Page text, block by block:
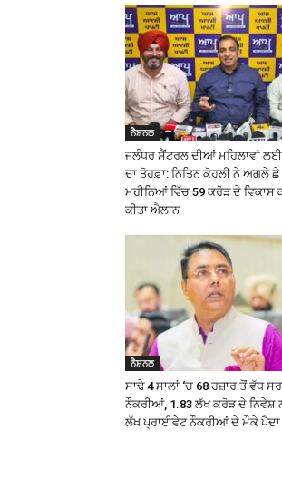
ਨੈਸ਼ਨਲ
ਜਲੰਧਰ ਸੈਂਟਰਲ ਦੀਆਂ ਮਹਿਲਾਵਾਂ ਲਈ
ਦਾ ਤੋਹਫ਼ਾ: ਨਿਤਿਨ ਕੋਹਲੀ ਨੇ ਅਗਲੇ ਛੇ
ਮਹੀਨਿਆਂ ਵਿੱਚ ₹59 ਕਰੋੜ ਦੇ ਵਿਕਾਸ
ਕੀਤਾ ਐਲਾਨ
ਨੈਸ਼ਨਲ
ਸਾਢੇ 4 ਸਾਲਾਂ ‘ਚ 68 ਹਜ਼ਾਰ ਤੋਂ ਵੱਧ
ਨੌਕਰੀਆਂ, 1.83 ਲੱਖ ਕਰੋੜ ਦੇ ਨਿਵੇਸ਼
ਲੱਖ ਪ੍ਰਾਈਵੇਟ ਨੌਕਰੀਆਂ ਦੇ ਮੌਕੇ ਪੈਦਾ